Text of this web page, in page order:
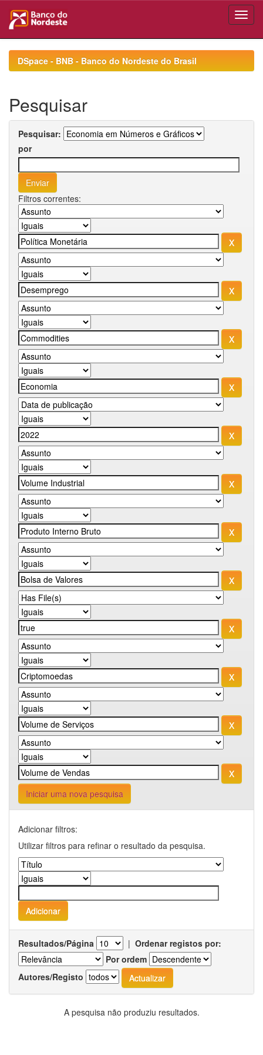
navigationDSpace - BNB - Banco do Nordeste do Brasil
Pesquisar
Pesquisar:
por
Filtros correntes:
Iniciar uma nova pesquisa
Adicionar filtros:
Utilizar filtros para refinar o resultado da pesquisa.
Resultados/Página | Ordenar registos por:
Por ordem
Autores/Registo
A pesquisa não produziu resultados.